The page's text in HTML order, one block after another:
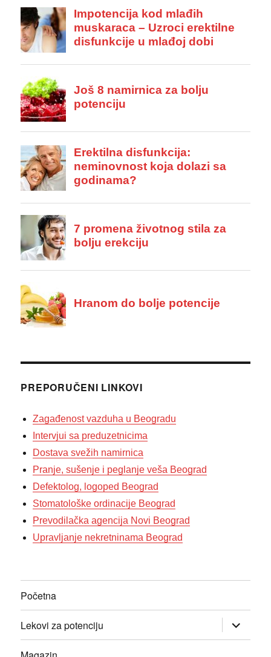
PREPORUČENI LINKOVI
Zagađenost vazduha u Beogradu
Intervjui sa preduzetnicima
Dostava svežih namirnica
Pranje, sušenje i peglanje veša Beograd
Defektolog, logoped Beograd
Stomatološke ordinacije Beograd
Prevodilačka agencija Novi Beograd
Upravljanje nekretninama Beograd
Početna
Lekovi za potenciju
прошири
изборник
дете